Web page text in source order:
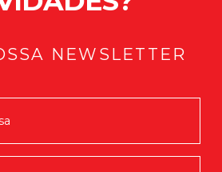
NEWSLETTER
com Sucesso!
receberá nossas